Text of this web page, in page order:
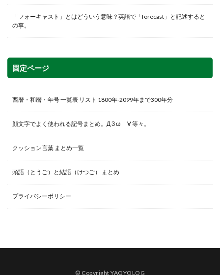
「フォーキャスト」とはどういう意味？英語で「forecast」と記述すると
の事。
固定ページ
西暦・和暦・年号 一覧表 リスト 1800年-2099年まで300年分
顔文字でよく使われる記号まとめ。Д З ω ゞ∀ 等々。
クッション言葉 まとめ一覧
頭語（とうご）と結語（けつご） まとめ
プライバシーポリシー
© Copyright YAOYOLOG